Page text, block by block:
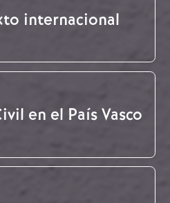
internacional
en el País Vasco